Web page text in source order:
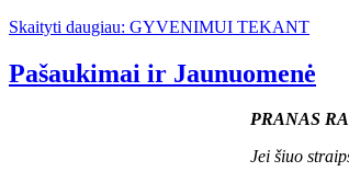
Skaityti daugiau: GYVENIMUI TEKANT
Pašaukimai ir Jaunuomenė
PRANAS
Jei šiuo